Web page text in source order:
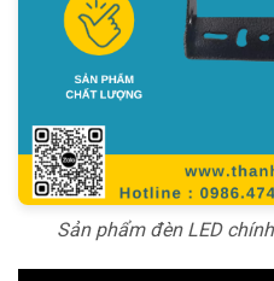
Sản phẩm đèn LED